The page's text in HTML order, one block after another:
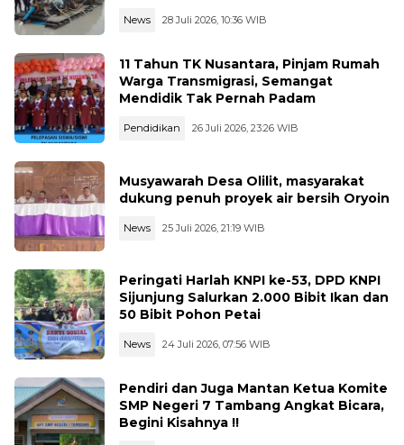
News 28 Juli 2026, 10:36 WIB
11 Tahun TK Nusantara, Pinjam Rumah
Warga Transmigrasi, Semangat
Mendidik Tak Pernah Padam
Pendidikan 26 Juli 2026, 23:26 WIB
Musyawarah Desa Olilit, masyarakat
dukung penuh proyek air bersih Oryoin
News 25 Juli 2026, 21:19 WIB
Peringati Harlah KNPI ke-53, DPD KNPI
Sijunjung Salurkan 2.000 Bibit Ikan dan
50 Bibit Pohon Petai
News 24 Juli 2026, 07:56 WIB
Pendiri dan Juga Mantan Ketua Komite
SMP Negeri 7 Tambang Angkat Bicara,
Begini Kisahnya !!